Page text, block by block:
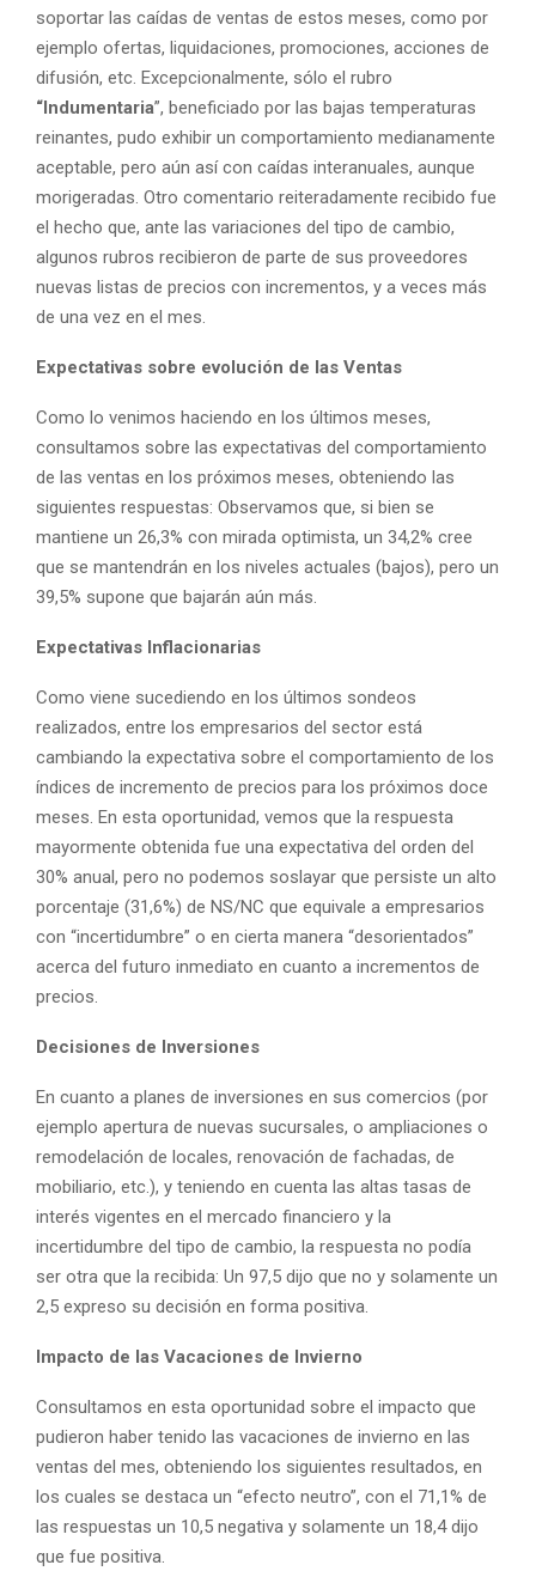
soportar las caídas de ventas de estos meses, como por
ejemplo ofertas, liquidaciones, promociones, acciones de
difusión, etc. Excepcionalmente, sólo el rubro
“Indumentaria”, beneficiado por las bajas temperaturas
reinantes, pudo exhibir un comportamiento medianamente
aceptable, pero aún así con caídas interanuales, aunque
morigeradas. Otro comentario reiteradamente recibido fue
el hecho que, ante las variaciones del tipo de cambio,
algunos rubros recibieron de parte de sus proveedores
nuevas listas de precios con incrementos, y a veces más
de una vez en el mes.
Expectativas sobre evolución de las Ventas
Como lo venimos haciendo en los últimos meses,
consultamos sobre las expectativas del comportamiento
de las ventas en los próximos meses, obteniendo las
siguientes respuestas: Observamos que, si bien se
mantiene un 26,3% con mirada optimista, un 34,2% cree
que se mantendrán en los niveles actuales (bajos), pero un
39,5% supone que bajarán aún más.
Expectativas Inflacionarias
Como viene sucediendo en los últimos sondeos
realizados, entre los empresarios del sector está
cambiando la expectativa sobre el comportamiento de los
índices de incremento de precios para los próximos doce
meses. En esta oportunidad, vemos que la respuesta
mayormente obtenida fue una expectativa del orden del
30% anual, pero no podemos soslayar que persiste un alto
porcentaje (31,6%) de NS/NC que equivale a empresarios
con “incertidumbre” o en cierta manera “desorientados”
acerca del futuro inmediato en cuanto a incrementos de
precios.
Decisiones de Inversiones
En cuanto a planes de inversiones en sus comercios (por
ejemplo apertura de nuevas sucursales, o ampliaciones o
remodelación de locales, renovación de fachadas, de
mobiliario, etc.), y teniendo en cuenta las altas tasas de
interés vigentes en el mercado financiero y la
incertidumbre del tipo de cambio, la respuesta no podía
ser otra que la recibida: Un 97,5 dijo que no y solamente un
2,5 expreso su decisión en forma positiva.
Impacto de las Vacaciones de Invierno
Consultamos en esta oportunidad sobre el impacto que
pudieron haber tenido las vacaciones de invierno en las
ventas del mes, obteniendo los siguientes resultados, en
los cuales se destaca un “efecto neutro”, con el 71,1% de
las respuestas un 10,5 negativa y solamente un 18,4 dijo
que fue positiva.